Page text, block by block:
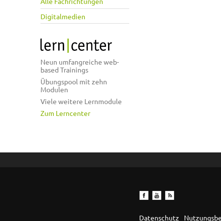
Digitalmedien
Neun umfangreiche web-
based Trainings
Übungspool mit zehn
Modulen
Viele weitere Lernmodule
Zum Lerncenter
Datenschutz